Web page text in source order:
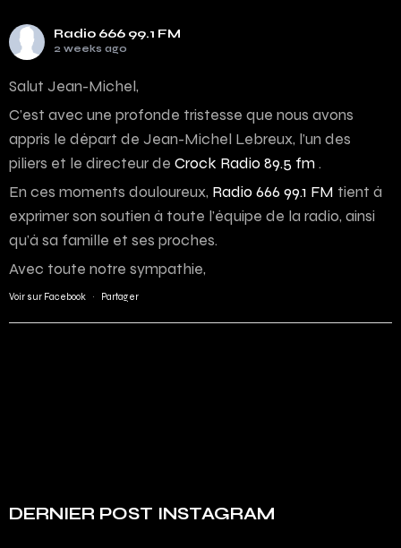
Radio 666 99.1 FM
2 weeks ago
Salut Jean-Michel,
C’est avec une profonde tristesse que nous avons
appris le départ de Jean-Michel Lebreux, l’un des
piliers et le directeur de Crock Radio 89.5 fm.
En ces moments douloureux, Radio 666 99.1 FM tient à
exprimer son soutien à toute l’équipe de la radio, ainsi
qu’à sa famille et ses proches.
Avec toute notre sympathie,
Voir sur Facebook · Partager
DERNIER POST INSTAGRAM